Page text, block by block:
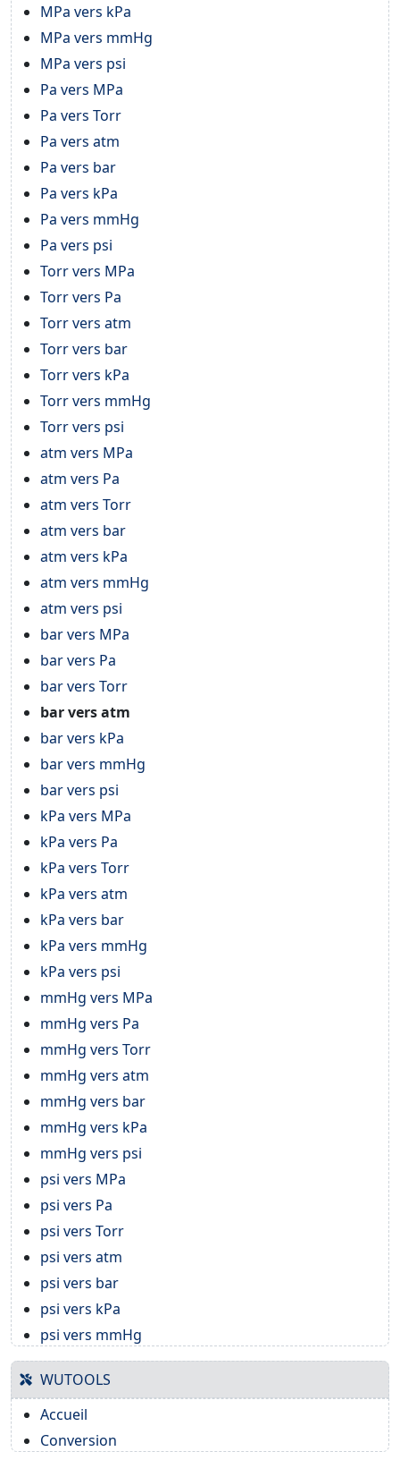
MPa vers kPa
MPa vers mmHg
MPa vers psi
Pa vers MPa
Pa vers Torr
Pa vers atm
Pa vers bar
Pa vers kPa
Pa vers mmHg
Pa vers psi
Torr vers MPa
Torr vers Pa
Torr vers atm
Torr vers bar
Torr vers kPa
Torr vers mmHg
Torr vers psi
atm vers MPa
atm vers Pa
atm vers Torr
atm vers bar
atm vers kPa
atm vers mmHg
atm vers psi
bar vers MPa
bar vers Pa
bar vers Torr
bar vers atm
bar vers kPa
bar vers mmHg
bar vers psi
kPa vers MPa
kPa vers Pa
kPa vers Torr
kPa vers atm
kPa vers bar
kPa vers mmHg
kPa vers psi
mmHg vers MPa
mmHg vers Pa
mmHg vers Torr
mmHg vers atm
mmHg vers bar
mmHg vers kPa
mmHg vers psi
psi vers MPa
psi vers Pa
psi vers Torr
psi vers atm
psi vers bar
psi vers kPa
psi vers mmHg
WUTOOLS
Accueil
Conversion